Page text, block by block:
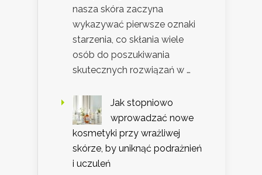
nasza skóra zaczyna
wykazywać pierwsze oznaki
starzenia, co skłania wiele
osób do poszukiwania
skutecznych rozwiązań w …
Jak stopniowo
wprowadzać nowe
kosmetyki przy wrażliwej
skórze, by uniknąć podrażnień
i uczuleń